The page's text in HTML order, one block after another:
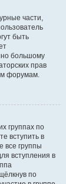
части,
быть
большому
прав
форумам.
группах по
вступить в
все группы
вступления в
по